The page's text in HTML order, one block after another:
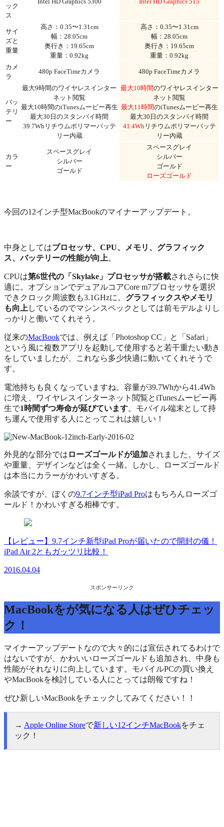
ック
ス
サイ
ズと
重量
高さ：0.35〜1.31cm
幅：28.05cm
奥行き：19.65cm
重量：0.92kg
高さ：0.35〜1.31cm
幅：28.05cm
奥行き：19.65cm
重量：0.92kg
カメ
ラ
480p FaceTimeカメラ 480p FaceTimeカメラ
バッ
テリ
ー
最大9時間のワイヤレスインター
ネット閲覧
最大10時間のiTunesムービー再生
最大30日のスタンバイ時間
39.7Whリチウムポリマーバッテ
リー内蔵
最大10時間のワイヤレスインター
ネット閲覧
最大11時間のiTunesムービー再生
最大30日のスタンバイ時間
41.4Wh リチウムポリマーバッテ
リー内蔵
カラ
ー
スペースグレイ
シルバー
ゴールド
スペースグレイ
シルバー
ゴールド
ローズゴールド
今回の12インチ型MacBookのマイナーアップデート。
中身としてはプロセッサ、CPU、メモリ、グラフィック
ス、バッテリーの性能が向上。
CPUは第6世代の「Skylake」プロセッサが搭載されさらに快
適に。オプションでデュアルコアCore m7プロセッサを選択
できクロック周波数も3.1GHzに。 グラフィックスやメモリ
も向上 しているのでマシンスペックとしては前モデルよりし
っかりと働いてくれそう。
従来のMacBookでは、例えば「Photoshop CC」と「Safari」
という風に複数アプリを起動して使用すると若干重たい動き
をしていましたが、これなら多少快適に動いてくれそうで
す。
電池持ちも良くなっていますね。容量が39.7Whから41.4Wh
に増え、ワイヤレスインターネット閲覧とiTunesムービー再
生で1時間ずつ寿命が延びています。モバイル端末として持
ち運んで使用する人にとってこれは嬉しい！
外見的な部分では ローズゴールドが追加されました。サイズ
や重量、デザインなどは全く一緒。しかし、ローズゴールド
は本当にカラーがかわいすぎる。
余談ですが、ぼくの9.7インチ型iPad Proはもちろんローズゴ
ールド！かわいすぎる相棒です。
【レビュー】9.7インチ新型iPad Proが届いたので開封の儀！
iPad Air 2ともガッツリ比較！
2016.04.04
スポンサーリンク
MacBookをが気になる人はぜひチェッ
ク！
マイナーアップデートなので大々的には宣伝されてるわけで
はないですが、かわいいローズゴールドも追加され、中身も
性能がそれなりに向上しています。モバイルPCの買い換え
やMacBookを検討している人にとっては朗報ですね！
ぜひ新しいMacBookをチェックしてみてください！！
→ Apple Online Storeで新しい12インチMacBookをチェ
ック！